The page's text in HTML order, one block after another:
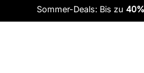
Sommer-Deals: Bis zu 40%